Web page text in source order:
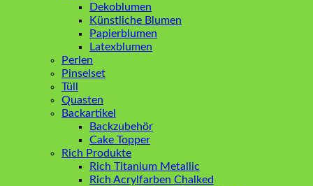
Dekoblumen
Künstliche Blumen
Papierblumen
Latexblumen
Perlen
Pinselset
Tüll
Quasten
Backartikel
Backzubehör
Cake Topper
Rich Produkte
Rich Titanium Metallic
Rich Acrylfarben Chalked